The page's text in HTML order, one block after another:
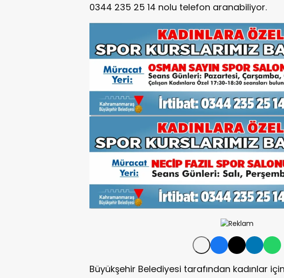
0344 235 25 14 nolu telefon aranabiliyor.
Büyükşehir Belediyesi tarafından kadınlar